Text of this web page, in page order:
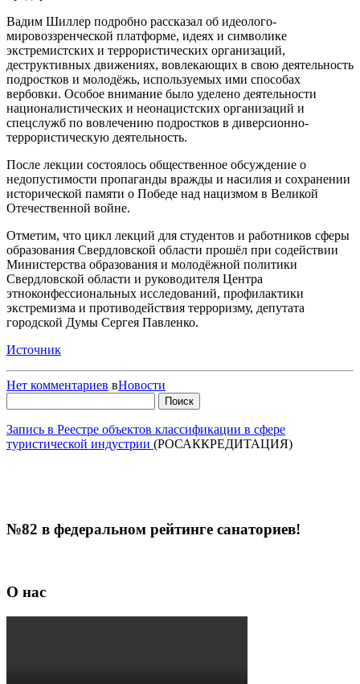
Вадим Шиллер подробно рассказал об идеолого-
мировоззренческой платформе, идеях и символике
экстремистских и террористических организаций,
деструктивных движениях, вовлекающих в свою деятельность
подростков и молодёжь, используемых ими способах
вербовки. Особое внимание было уделено деятельности
националистических и неонацистских организаций и
спецслужб по вовлечению подростков в диверсионно-
террористическую деятельность.
После лекции состоялось общественное обсуждение о
недопустимости пропаганды вражды и насилия и сохранении
исторической памяти о Победе над нацизмом в Великой
Отечественной войне.
Отметим, что цикл лекций для студентов и работников сферы
образования Свердловской области прошёл при содействии
Министерства образования и молодёжной политики
Свердловской области и руководителя Центра
этноконфессиональных исследований, профилактики
экстремизма и противодействия терроризму, депутата
городской Думы Сергея Павленко.
Источник
Нет комментариев вНовости
Запись в Реестре объектов классификации в сфере
туристической индустрии (РОСАККРЕДИТАЦИЯ)
№82 в федеральном рейтинге санаториев!
О нас